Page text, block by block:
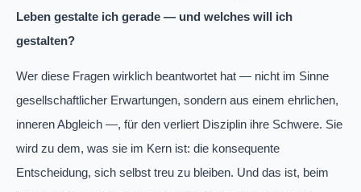
Leben gestalte ich gerade — und welches will ich
gestalten?
Wer diese Fragen wirklich beantwortet hat — nicht im Sinne
gesellschaftlicher Erwartungen, sondern aus einem ehrlichen,
inneren Abgleich —, für den verliert Disziplin ihre Schwere. Sie
wird zu dem, was sie im Kern ist: die konsequente
Entscheidung, sich selbst treu zu bleiben. Und das ist, beim